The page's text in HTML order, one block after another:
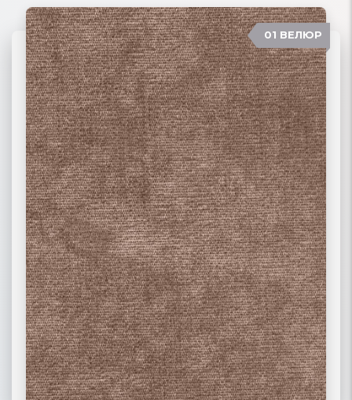
06 ЖАККАРД 01 ВЕЛЮР
02 РОГОЖКА
03 ФЛОК
ПОДРОБНЕЕ